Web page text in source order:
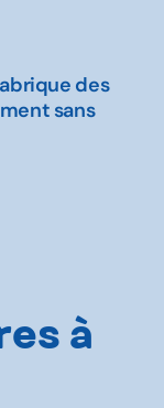
des
sans
à